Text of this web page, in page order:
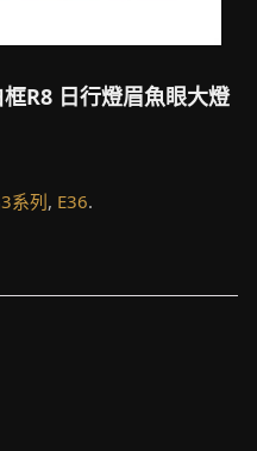
R8 日行燈眉魚眼大燈
系列, E36.